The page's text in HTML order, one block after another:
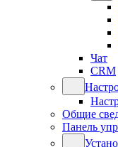
Чат
CRM
Общие
Панель